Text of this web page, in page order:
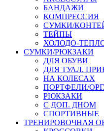
БАНДАЖИ
КОМПРЕССИЯ
СУМКИ/
ТЕЙПЫ
ХОЛОДО-
СУМКИ/РЮКЗАКИ
ДЛЯ ОБУВИ
ДЛЯ ТУАЛ.
НА КОЛЕСАХ
ПОРТФЕЛИ/
РЮКЗАКИ
С ДОП. ДНОМ
СПОРТИВНЫЕ
ТРЕНИРОВОЧНАЯ